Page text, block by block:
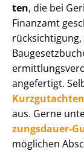
ten, die bei
Finanzamt
angefertigt.
Kurzgutachten
aus. Gerne
zungs­dau­er-
möglichen